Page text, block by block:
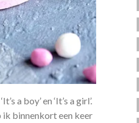
a boy’ en ‘It’s a girl’.
ik binnenkort een keer